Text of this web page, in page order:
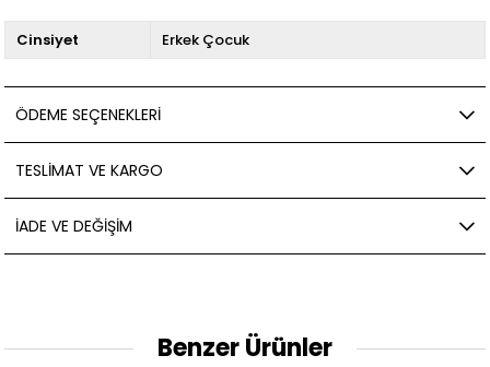
Cinsiyet Erkek Çocuk
ÖDEME SEÇENEKLERI
TESLIMAT VE KARGO
İADE VE DEĞIŞIM
Benzer Ürünler